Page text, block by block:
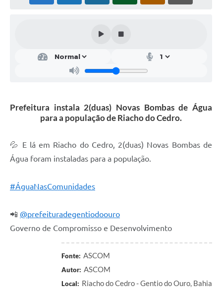
Contas Públicas
Telefones Úteis
SIC
Diário Oficial
Prefeitura instala 2(duas) Novas Bombas de Água
para a população de Riacho do Cedro.
💦 E lá em Riacho do Cedro, 2(duas) Novas Bombas de
Água foram instaladas para a população.
#ÁguaNasComunidades
📲 @prefeituradegentiodoouro
Governo de Compromisso e Desenvolvimento
Fonte: ASCOM
Autor: ASCOM
Local: Riacho do Cedro - Gentio do Ouro, Bahia